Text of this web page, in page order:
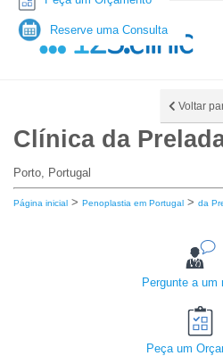
Voltar
Clínica da
Porto, Portugal
Página inicial > Penoplastia em Portugal > da
Pergunte a um
Peça um
Reserve uma Consulta